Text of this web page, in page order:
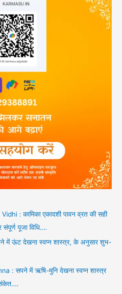
: कामिका एकादशी पावन व्रत की सही
संपूर्ण पूजा विधि….
में ऊंट देखना स्वप्न शास्त्र, के अनुसार शुभ-
: सपने में ऋषि-मुनि देखना स्वप्न शास्त्र